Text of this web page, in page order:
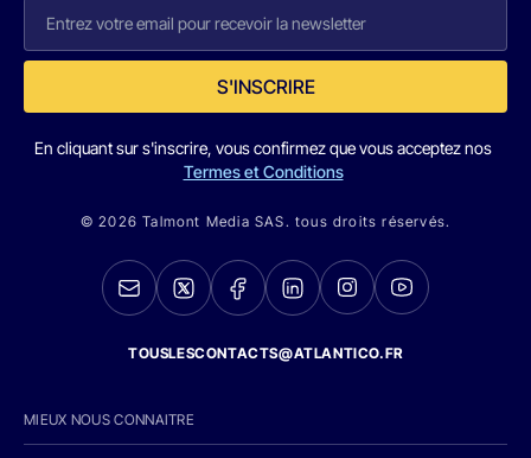
S'INSCRIRE
En cliquant sur s'inscrire, vous confirmez que vous acceptez nos
Termes et Conditions
© 2026 Talmont Media SAS. tous droits réservés.
TOUSLESCONTACTS@ATLANTICO.FR
MIEUX NOUS CONNAITRE